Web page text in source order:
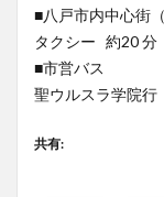
■八戸市内中心街
タクシー 約20 分
■市営バス
聖ウルスラ学院行
共有: